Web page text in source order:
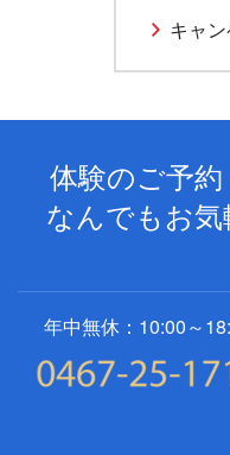
キャ
体験のご予
なんでもお
年中無休：10:00～